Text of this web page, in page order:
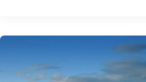
Garda Hotel San Vigilio Golf